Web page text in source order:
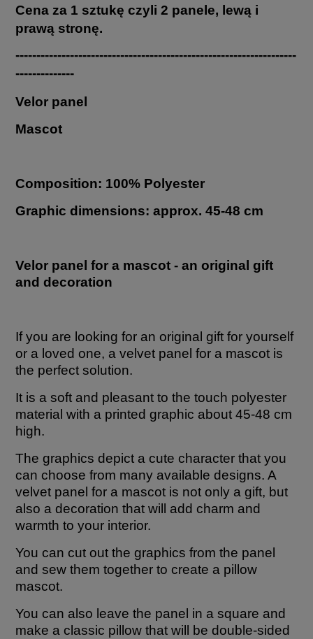
Cena za 1 sztukę czyli 2 panele, lewą i
prawą stronę.
-------------------------------------------------------------------
--------------
Velor panel
Mascot
Composition: 100% Polyester
Graphic dimensions: approx. 45-48 cm
Velor panel for a mascot - an original gift
and decoration
If you are looking for an original gift for yourself
or a loved one, a velvet panel for a mascot is
the perfect solution.
It is a soft and pleasant to the touch polyester
material with a printed graphic about 45-48 cm
high.
The graphics depict a cute character that you
can choose from many available designs. A
velvet panel for a mascot is not only a gift, but
also a decoration that will add charm and
warmth to your interior.
You can cut out the graphics from the panel
and sew them together to create a pillow
mascot.
You can also leave the panel in a square and
make a classic pillow that will be double-sided